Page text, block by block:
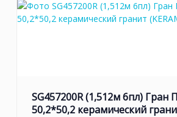
SG457200R (1,512м 6пл) Гран
50,2*50,2 керамический